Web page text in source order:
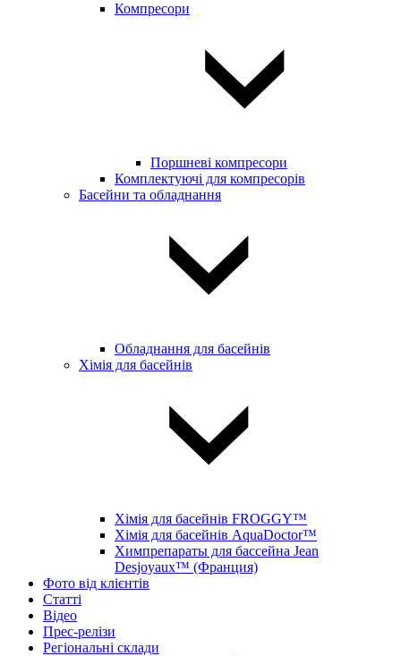
Компресори
Поршневі компресори
Комплектуючі для компресорів
Басейни та обладнання
Обладнання для басейнів
Хімія для басейнів
Хімія для басейнів FROGGY™
Хімія для басейнів AquaDoctor™
Химпрепараты для бассейна Jean
Desjoyaux™ (Франция)
Фото від клієнтів
Статті
Відео
Прес-релізи
Регіональні склади